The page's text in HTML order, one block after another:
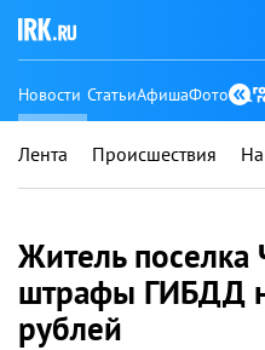
Новости СтатьиАфишаФото
Лента Происшествия
Житель поселка
штрафы ГИБДД
рублей